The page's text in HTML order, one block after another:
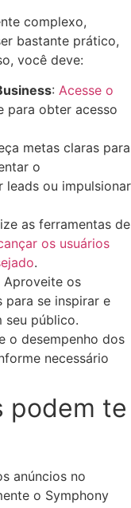
complexo,
bastante prático,
você deve:
: Acesse o
para obter acesso
metas claras para
o
leads ou impulsionar
as ferramentas de
os usuários
.
Aproveite os
para se inspirar e
seu público.
o desempenho dos
necessário
podem te
anúncios no
o Symphony